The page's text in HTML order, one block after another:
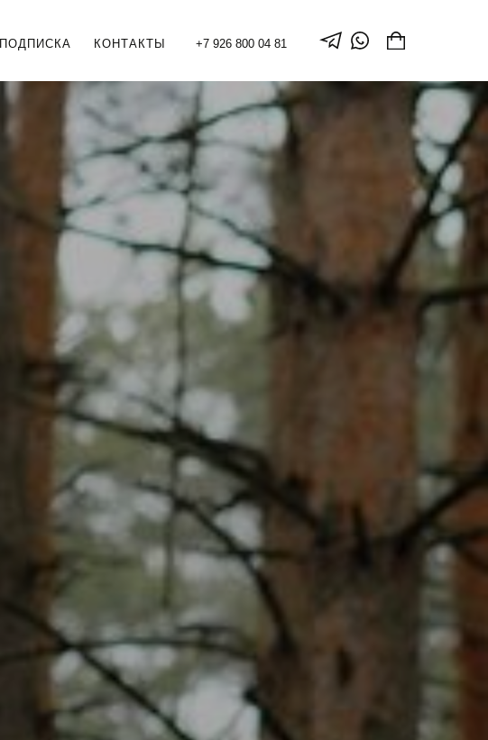
ПОДПИСКА КОНТАКТЫ +7 926 800 04 81